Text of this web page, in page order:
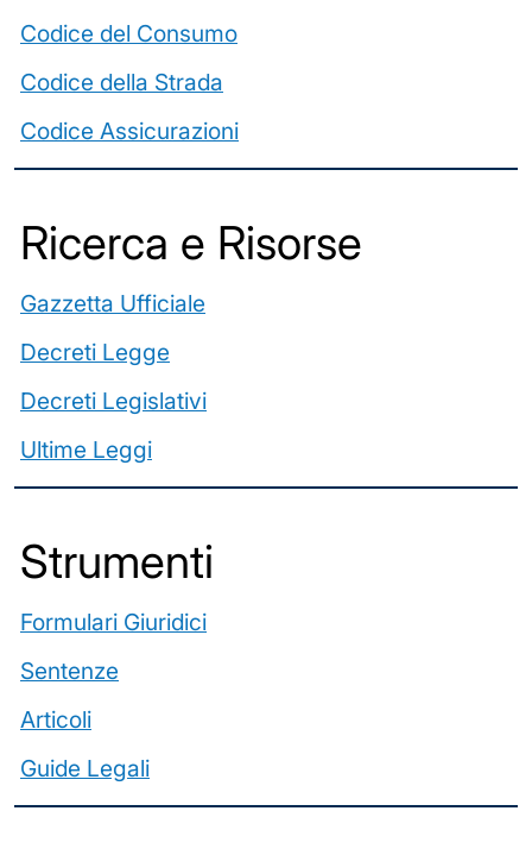
Codice del Consumo
Codice della Strada
Codice Assicurazioni
Ricerca e Risorse
Gazzetta Ufficiale
Decreti Legge
Decreti Legislativi
Ultime Leggi
️Strumenti
Formulari Giuridici
Sentenze
Articoli
Guide Legali